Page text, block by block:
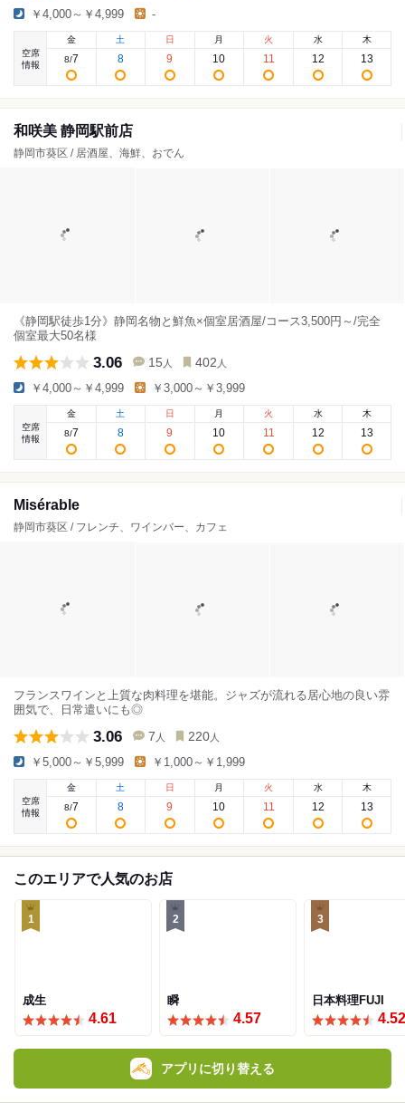
￥4,000～￥4,999 -
空席
情報
金
8/7
土
8
日
9
月
10
火
11
水
12
木
13
和咲美 静岡駅前店
静岡市葵区 / 居酒屋、海鮮、おでん
《静岡駅徒歩1分》静岡名物と鮮魚×個室居酒屋/コース3,500円～/完全
個室最大50名様
3.06 15 人 402 人
￥4,000～￥4,999 ￥3,000～￥3,999
空席
情報
金
8/7
土
8
日
9
月
10
火
11
水
12
木
13
Misérable
静岡市葵区 / フレンチ、ワインバー、カフェ
フランスワインと上質な肉料理を堪能。ジャズが流れる居心地の良い雰
囲気で、日常遣いにも◎
3.06 7 人 220 人
￥5,000～￥5,999 ￥1,000～￥1,999
空席
情報
金
8/7
土
8
日
9
月
10
火
11
水
12
木
13
このエリアで人気のお店
1
成生
4.61
2
瞬
4.57
3
日本料理FUJI
4.52
アプリに切り替える